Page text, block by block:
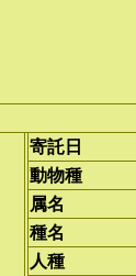
寄託日
動物種
属名
種名
人種